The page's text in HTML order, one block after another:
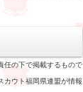
任の下で掲載するもので
カウト福岡県連盟が情報